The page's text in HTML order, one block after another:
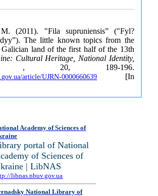
M. (2011). "Fila supruniensis” ("Fyl?
The little known topics from the
land of the first half of the 13th
Cultural Heritage, National Identity,
, 20, 189-196.
article/UJRN-0000660639 [In
Academy of Sciences of
portal of National
of Sciences of
| LibNAS
libnas.nbuv.gov.ua
National Library of